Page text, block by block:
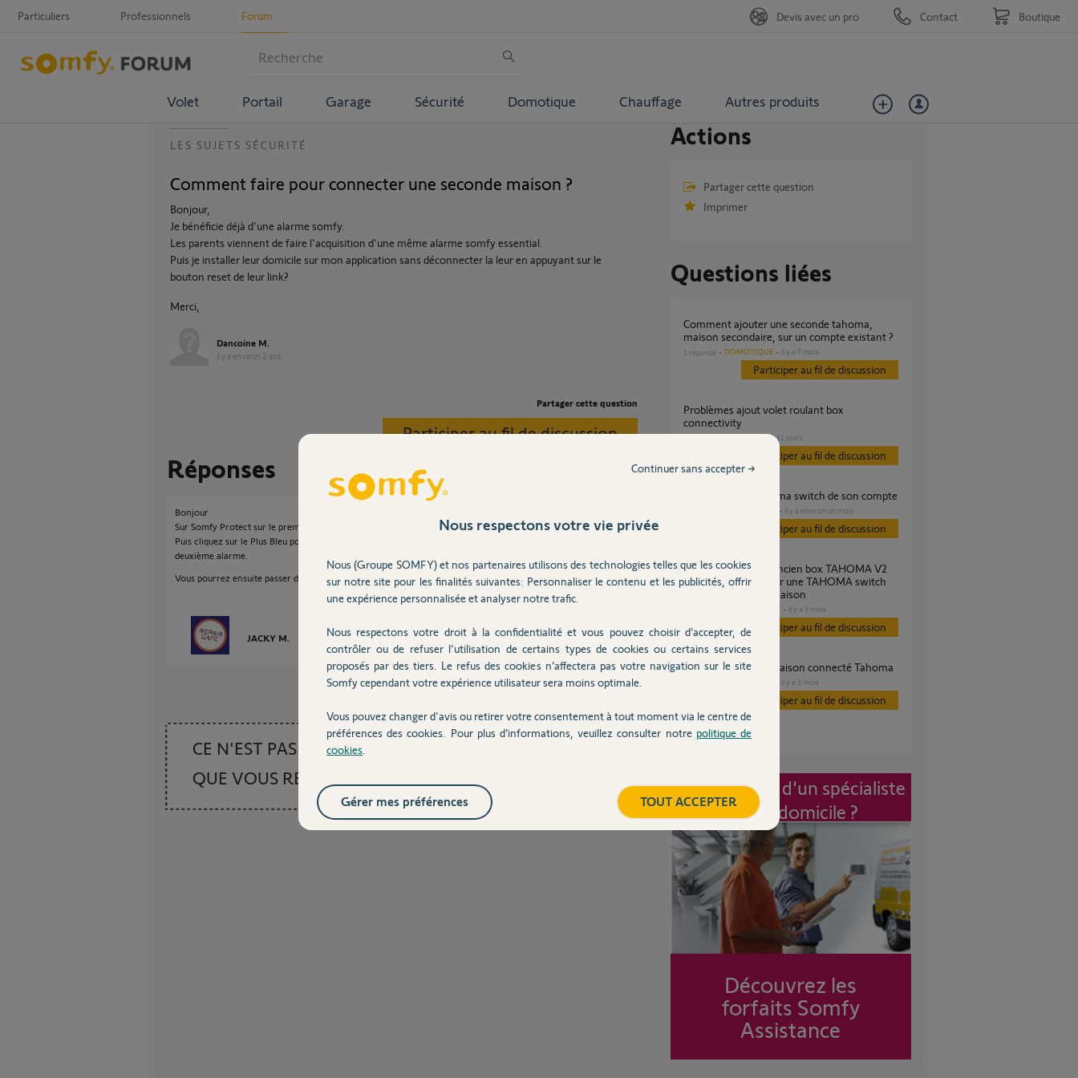
Particuliers Professionnels Forum
Volet Portail Garage Sécurité Domotique Chauffage Autres produits
Devis avec un pro Contact Boutique
LES SUJETS SÉCURITÉ
Comment faire pour connecter une seconde maison ?
Bonjour,
Je bénéficie déjà d'une alarme somfy.
Les parents viennent de faire l'acquisition d'une même alarme somfy essential.
Puis je installer leur domicile sur mon application sans déconnecter la leur en appuyant sur le
bouton reset de leur link?
Merci,
Dancoine M.
il y a environ 2 ans
Partager cette question
Participer au fil de discussion
Réponses
Bonjour
Sur Somfy Protect sur le premier écran cliquer sur le nom du site d'installation en haut
Puis cliquez sur le Plus Bleu pour créer un nouveau site sur lequel vous installerez la
deuxième alarme.
Vous pourrez ensuite passer d'un site a l'autre en cliquant sur le nom du site.
JACKY M. il y a environ 2 ans
CE N'EST PAS CE
QUE VOUS RECHERCHEZ
Actions
Partager cette question
Imprimer
Questions liées
Comment ajouter une seconde tahoma,
maison secondaire, sur un compte existant ?
1 réponse DOMOTIQUE il y a 7 mois
Participer au fil de discussion
Problèmes ajout volet roulant box
connectivity
VOLET il y a 11 jours
Participer au fil de discussion
supprimer une tahoma switch de son compte
il y a environ un mois
Participer au fil de discussion
Suppression d'une ancien box TAHOMA V2
pour pouvoir installer une TAHOMA switch
dans une nouvelle maison
DOMOTIQUE il y a 3 mois
Participer au fil de discussion
Réinitialisation de maison connecté Tahoma
il y a 3 mois
Participer au fil de discussion
Intervention d'un spécialiste
à mon domicile ?
Découvrez les
forfaits Somfy
Assistance
Nous respectons votre vie privée
Nous (Groupe SOMFY) et nos partenaires utilisons des technologies telles que les cookies
sur notre site pour les finalités suivantes: Personnaliser le contenu et les publicités, offrir
une expérience personnalisée et analyser notre trafic.
Nous respectons votre droit à la confidentialité et vous pouvez choisir d’accepter, de
contrôler ou de refuser l'utilisation de certains types de cookies ou certains services
proposés par des tiers. Le refus des cookies n’affectera pas votre navigation sur le site
Somfy cependant votre expérience utilisateur sera moins optimale.
Vous pouvez changer d'avis ou retirer votre consentement à tout moment via le centre de
préférences des cookies. Pour plus d’informations, veuillez consulter notre politique de
cookies
Continuer sans accepter →
TOUT ACCEPTER
Gérer mes préférences